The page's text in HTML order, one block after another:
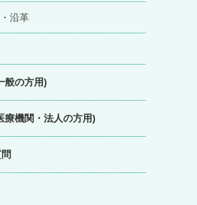
沿革
般の方用)
療機関・法人の方用)